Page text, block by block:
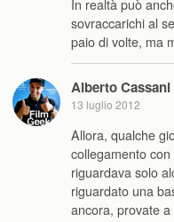
In realtà può
sovraccarichi al
paio di volte, ma
Alberto Cassani
13 luglio 2012
Allora, qualche
collegamento
riguardava solo
riguardato una
ancora, provate